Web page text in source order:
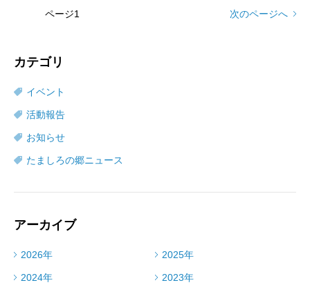
ページ1 次のページへ
カテゴリ
イベント
活動報告
お知らせ
たましろの郷ニュース
アーカイブ
2026年 2025年
2024年 2023年